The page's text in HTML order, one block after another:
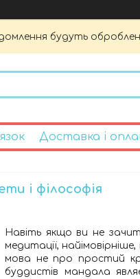
будуть
Доставка і
і філософія
Навіть якщо ви не
медитації,
мова не про простий
буддистів мандала